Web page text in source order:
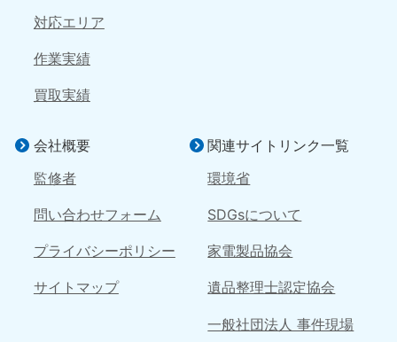
050-1880-9893
9:00〜19:00 年中無休
050-1880-9892 050-1880-9887
対応エリア
作業実績
買取実績
会社概要
監修者
問い合わせフォーム
プライバシーポリシー
サイトマップ
関連サイトリンク一覧
環境省
SDGsについて
家電製品協会
遺品整理士認定協会
一般社団法人 事件現場